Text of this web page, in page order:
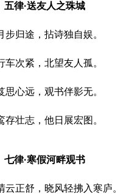
五律·送友人之珠城
步归途，拈诗独自娱。
车次紧，北望友人孤。
思心远，观书伴影无。
存壮志，他日展宏图。
七律·寒假河畔观书
云正舒，晓风轻拂入寒庐。